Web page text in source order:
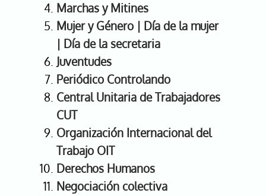
Marchas y Mitines
Mujer y Género | Día de la mujer
| Día de la secretaria
Juventudes
Periódico Controlando
Central Unitaria de Trabajadores
CUT
Organización Internacional del
Trabajo OIT
Derechos Humanos
Negociación colectiva